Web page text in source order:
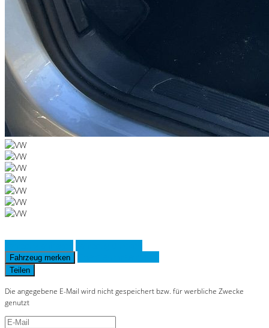
Fahrzeug merken
Teilen
Die angegebene E-Mail wird nicht gespeichert bzw. für werbliche Zwecke
genutzt